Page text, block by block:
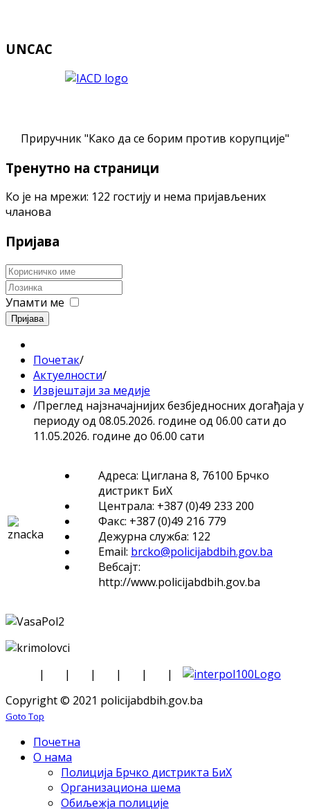
UNCAC
Приручник "Како да се борим против корупције"
Тренутно на страници
Ко је на мрежи: 122 гостију и нема пријављених
чланова
Пријава
Упамти ме
Пријава
Почетак/
Актуелности/
Извјештаји за медије
/Преглед најзначајнијих безбједносних догађаја у
периоду од 08.05.2026. године од 06.00 сати до
11.05.2026. године до 06.00 сати
Адреса: Циглана 8, 76100 Брчко
дистрикт БиХ
Централа: +387 (0)49 233 200
Факс: +387 (0)49 216 779
Дежурна служба: 122
Email: brcko@policijabdbih.gov.ba
Вебсајт:
http://www.policijabdbih.gov.ba
| | | | |
|
Copyright © 2021 policijabdbih.gov.ba
Goto Top
Почетна
О нама
Полиција Брчко дистрикта БиХ
Организациона шема
Обиљежја полиције